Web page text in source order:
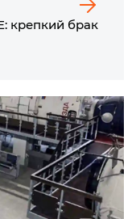
крепкий брак